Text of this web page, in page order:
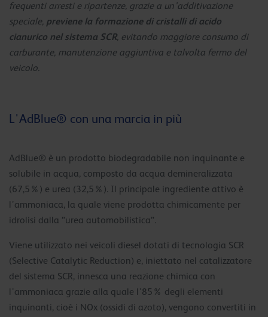
frequenti arresti e ripartenze, grazie a un’additivazione
speciale, previene la formazione di cristalli di acido
cianurico nel sistema SCR, evitando maggiore consumo di
carburante, manutenzione aggiuntiva e talvolta fermo del
veicolo.
L'AdBlue® con una marcia in più
AdBlue® è un prodotto biodegradabile non inquinante e
solubile in acqua, composto da acqua demineralizzata
(67,5%) e urea (32,5%). Il principale ingrediente attivo è
l’ammoniaca, la quale viene prodotta chimicamente per
idrolisi dalla ”urea automobilistica”.
Viene utilizzato nei veicoli diesel dotati di tecnologia SCR
(Selective Catalytic Reduction) e, iniettato nel catalizzatore
del sistema SCR, innesca una reazione chimica con
l’ammoniaca grazie alla quale l’85% degli elementi
inquinanti, cioè i NOx (ossidi di azoto), vengono convertiti in